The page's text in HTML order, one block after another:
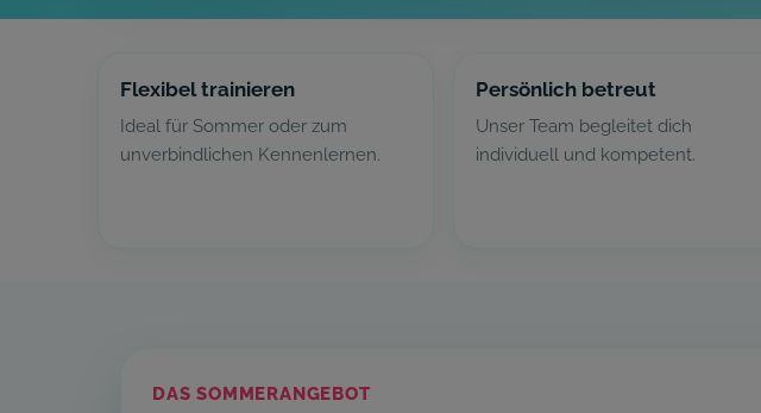
Flexibel trainieren
Ideal für Sommer oder zum
unverbindlichen Kennenlernen.
Persönlich betreut
Unser Team begleitet dich
individuell und kompetent.
DAS SOMMERANGEBOT